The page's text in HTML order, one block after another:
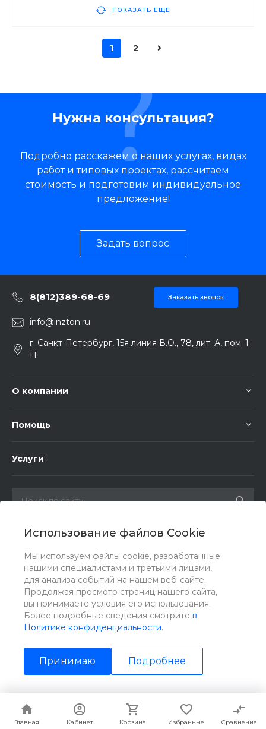
Использование файлов Cookie
Мы используем файлы cookie, разработанные
нашими специалистами и третьими лицами,
для анализа событий на нашем веб-сайте.
Продолжая просмотр страниц нашего сайта,
вы принимаете условия его использования.
Более подробные сведения смотрите в
Политике конфиденциальности.
Принимаю Подробнее
Главная Кабинет Корзина Избранные Сравнение
Главная Кабинет Корзина Избранные Сравнение
ПОКАЗАТЬ ЕЩЕ
1 2
Нужна консультация?
Подробно расскажем о наших услугах, видах
работ и типовых проектах, рассчитаем
стоимость и подготовим индивидуальное
предложение!
Задать вопрос
8(812)389-68-69 Заказать звонок
info@inzton.ru
г. Санкт-Петербург, 15я линия В.О., 78, лит. А, пом. 1-
Н
О компании
Помощь
Услуги
© 2026 ИНЗТОН, Все права защищены